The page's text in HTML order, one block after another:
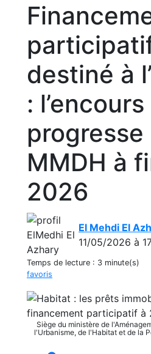
destiné à
: l’encours
progresse
MMDH à
2026
El Mehdi El
11/05/2026 à
Temps de lecture : 3 minute(s)
favoris
Siège du ministère de
l'Urbanisme, de l'Habitat et de la